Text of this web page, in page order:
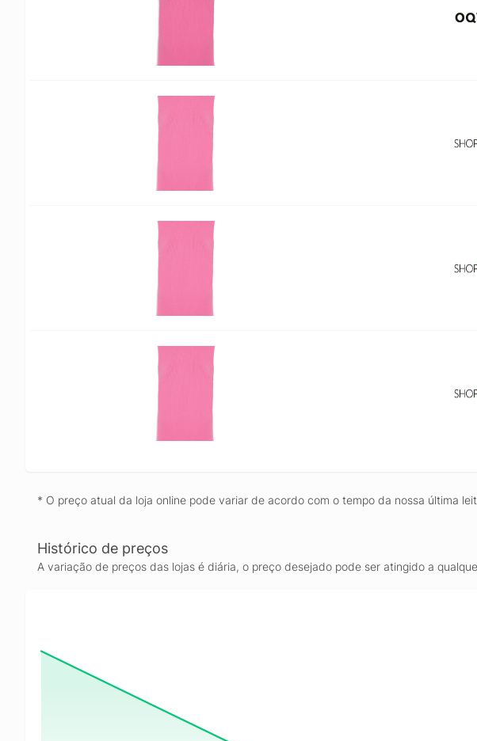
* O preço atual da loja online pode variar de acordo com o tempo da nossa última
Histórico de preços
A variação de preços das lojas é diária, o preço desejado pode ser atingido a